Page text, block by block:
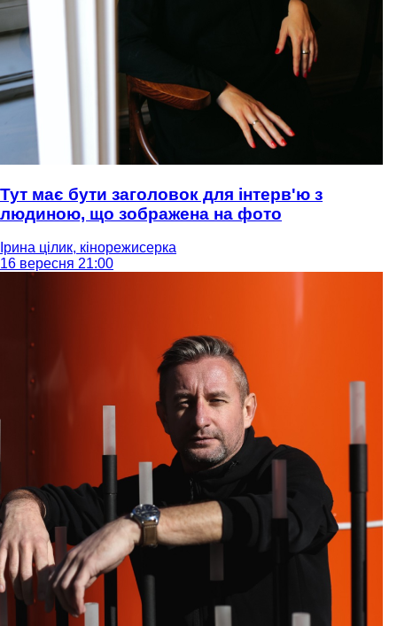
Тут має бути заголовок для інтерв'ю з
людиною, що зображена на фото
Ірина цілик, кінорежисерка
16 вересня 21:00